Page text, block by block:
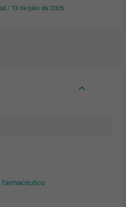
farmacéutico
/ 13 de julio de 2026